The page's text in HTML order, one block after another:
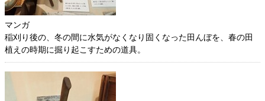
マンガ
稲刈り後の、冬の間に水気がなくなり固くなった田んぼを、春の田
植えの時期に掘り起こすための道具。